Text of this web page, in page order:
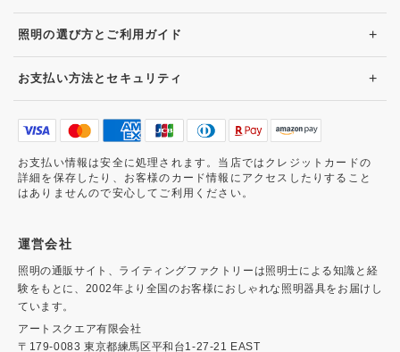
照明の選び方とご利用ガイド +
お支払い方法とセキュリティ +
お支払い情報は安全に処理されます。当店ではクレジットカードの
詳細を保存したり、お客様のカード情報にアクセスしたりすること
はありませんので安心してご利用ください。
運営会社
照明の通販サイト、ライティングファクトリーは照明士による知識と経
験をもとに、2002年より全国のお客様におしゃれな照明器具をお届けし
ています。
アートスクエア有限会社
〒179-0083 東京都練馬区平和台1-27-21 EAST